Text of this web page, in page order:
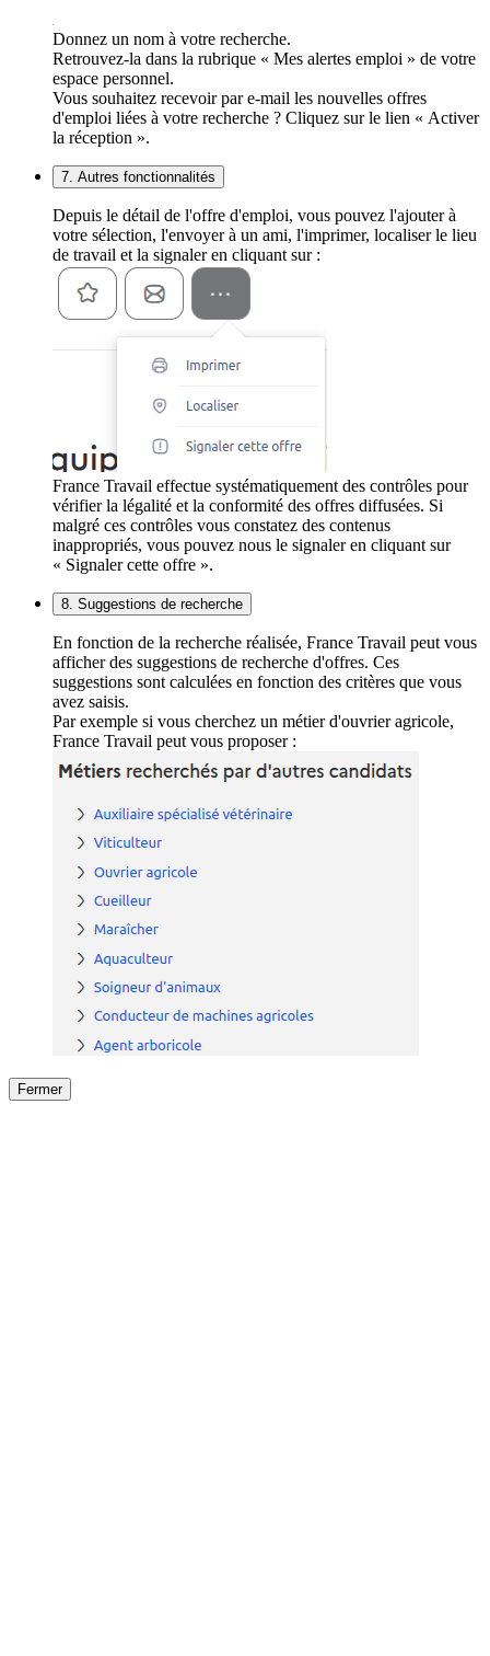
Donnez un nom à votre recherche.
Retrouvez-la dans la rubrique « Mes alertes emploi » de votre
espace personnel.
Vous souhaitez recevoir par e-mail les nouvelles offres
d'emploi liées à votre recherche ? Cliquez sur le lien « Activer
la réception ».
7. Autres fonctionnalités
Depuis le détail de l'offre d'emploi, vous pouvez l'ajouter à
votre sélection, l'envoyer à un ami, l'imprimer, localiser le lieu
de travail et la signaler en cliquant sur :
France Travail effectue systématiquement des contrôles pour
vérifier la légalité et la conformité des offres diffusées. Si
malgré ces contrôles vous constatez des contenus
inappropriés, vous pouvez nous le signaler en cliquant sur
« Signaler cette offre ».
8. Suggestions de recherche
En fonction de la recherche réalisée, France Travail peut vous
afficher des suggestions de recherche d'offres. Ces
suggestions sont calculées en fonction des critères que vous
avez saisis.
Par exemple si vous cherchez un métier d'ouvrier agricole,
France Travail peut vous proposer :
Fermer